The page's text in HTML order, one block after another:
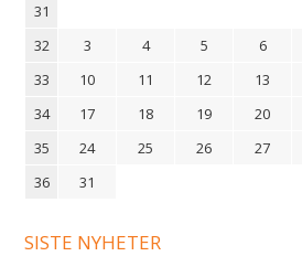
31
32
3 4 5 6
33
10 11 12 13
34
17 18 19 20
35
24 25 26 27
36
31
SISTE NYHETER